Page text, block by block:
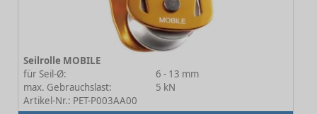
Seilrolle MOBILE
für Seil-Ø:
6 - 13 mm
max. Gebrauchslast:
5 kN
Artikel-Nr.: PET-P003AA00